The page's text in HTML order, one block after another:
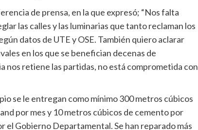
de prensa, en la que expresó; “Nos falta
las calles y las luminarias que tanto reclaman los
datos de UTE y OSE. También quiero aclarar
en los que se benefician decenas de
nos retiene las partidas, no está comprometida con
se le entregan como mínimo 300 metros cúbicos
por mes y 10 metros cúbicos de cemento por
el Gobierno Departamental. Se han reparado más